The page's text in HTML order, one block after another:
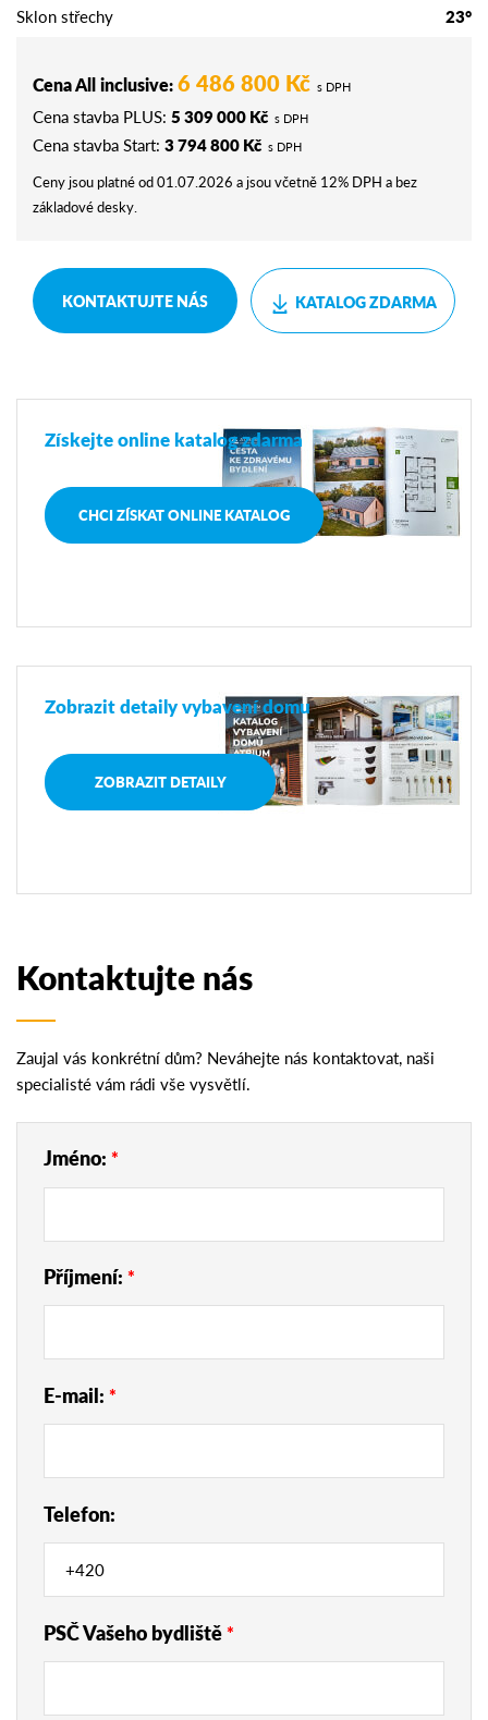
Sklon střechy 23°
Cena All inclusive:6 486 800 Kč s DPH
Cena stavba PLUS: 5 309 000 Kč s DPH
Cena stavba Start: 3 794 800 Kč s DPH
Ceny jsou platné od 01.07.2026 a jsou včetně 12% DPH a bez
základové desky.
KONTAKTUJTE NÁS KATALOG ZDARMA
Získejte online katalog zdarma
CHCI ZÍSKAT ONLINE KATALOG
Zobrazit detaily vybavení domu
ZOBRAZIT DETAILY
Kontaktujte nás
Zaujal vás konkrétní dům? Neváhejte nás kontaktovat, naši
specialisté vám rádi vše vysvětlí.
Jméno: *
Příjmení: *
E-mail: *
Telefon:
PSČ Vašeho bydliště*